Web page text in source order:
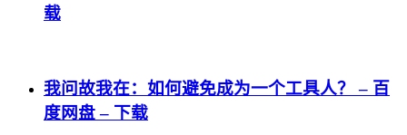
载
我问故我在：如何避免成为一个工具人？ – 百
度网盘 – 下载